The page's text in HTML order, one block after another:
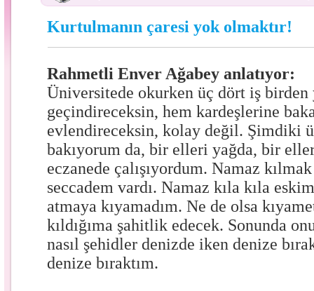
Kurtulmanın çaresi yok olmaktır!
Rahmetli Enver Ağabey anlatıyor:
Üniversitede okurken üç dört iş birden
geçindireceksin, hem kardeşlerine
evlendireceksin, kolay değil. Şimdiki
bakıyorum da, bir elleri yağda, bir
eczanede çalışıyordum. Namaz
seccadem vardı. Namaz kıla kıla
atmaya kıyamadım. Ne de olsa
kıldığıma şahitlik edecek. Sonunda
nasıl şehidler denizde iken denize
denize bıraktım.